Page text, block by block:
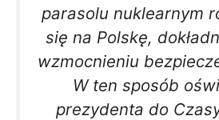
parasolu nuklearnym
się na Polskę,
wzmocnieniu
W ten sposób
prezydenta do